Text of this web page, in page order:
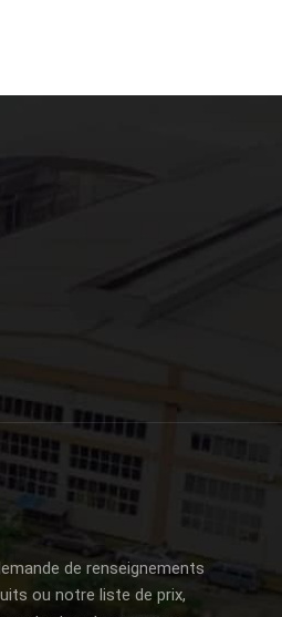
de renseignements
ou notre liste de prix,